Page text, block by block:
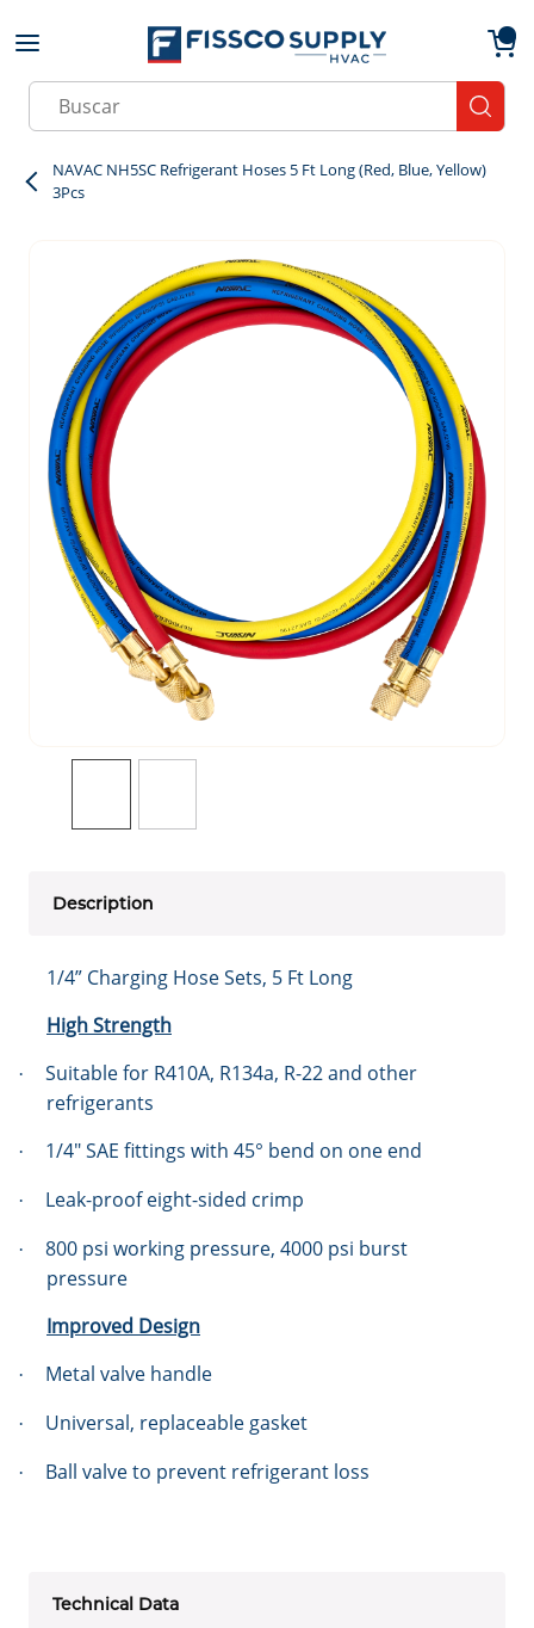
Skip to main content
Site Search
NAVAC NH5SC Refrigerant Hoses 5 Ft Long (Red, Blue, Yellow)
3Pcs
Description
1/4” Charging Hose Sets, 5 Ft Long
High Strength
·
Suitable for R410A, R134a, R-22 and other
refrigerants
· 1/4″ SAE fittings with 45° bend on one end
· Leak-proof eight-sided crimp
·
800 psi working pressure, 4000 psi burst
pressure
Improved Design
· Metal valve handle
· Universal, replaceable gasket
· Ball valve to prevent refrigerant loss
Technical Data